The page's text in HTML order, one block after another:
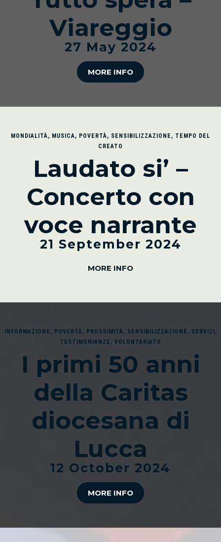
Viareggio
27 May 2024
MORE INFO
MONDIALITÀ, MUSICA, POVERTÀ, SENSIBILIZZAZIONE , TEMPO DEL
CREATO
Laudato si’ –
Concerto con
voce narrante
21 September 2024
MORE INFO
INFORMAZIONE , POVERTÀ, PROSSIMITÀ, SENSIBILIZZAZIONE , SERVIZI ,
TESTIMONIANZE , VOLONTARIATO
I primi 50 anni
della Caritas
diocesana di
Lucca
12 October 2024
MORE INFO